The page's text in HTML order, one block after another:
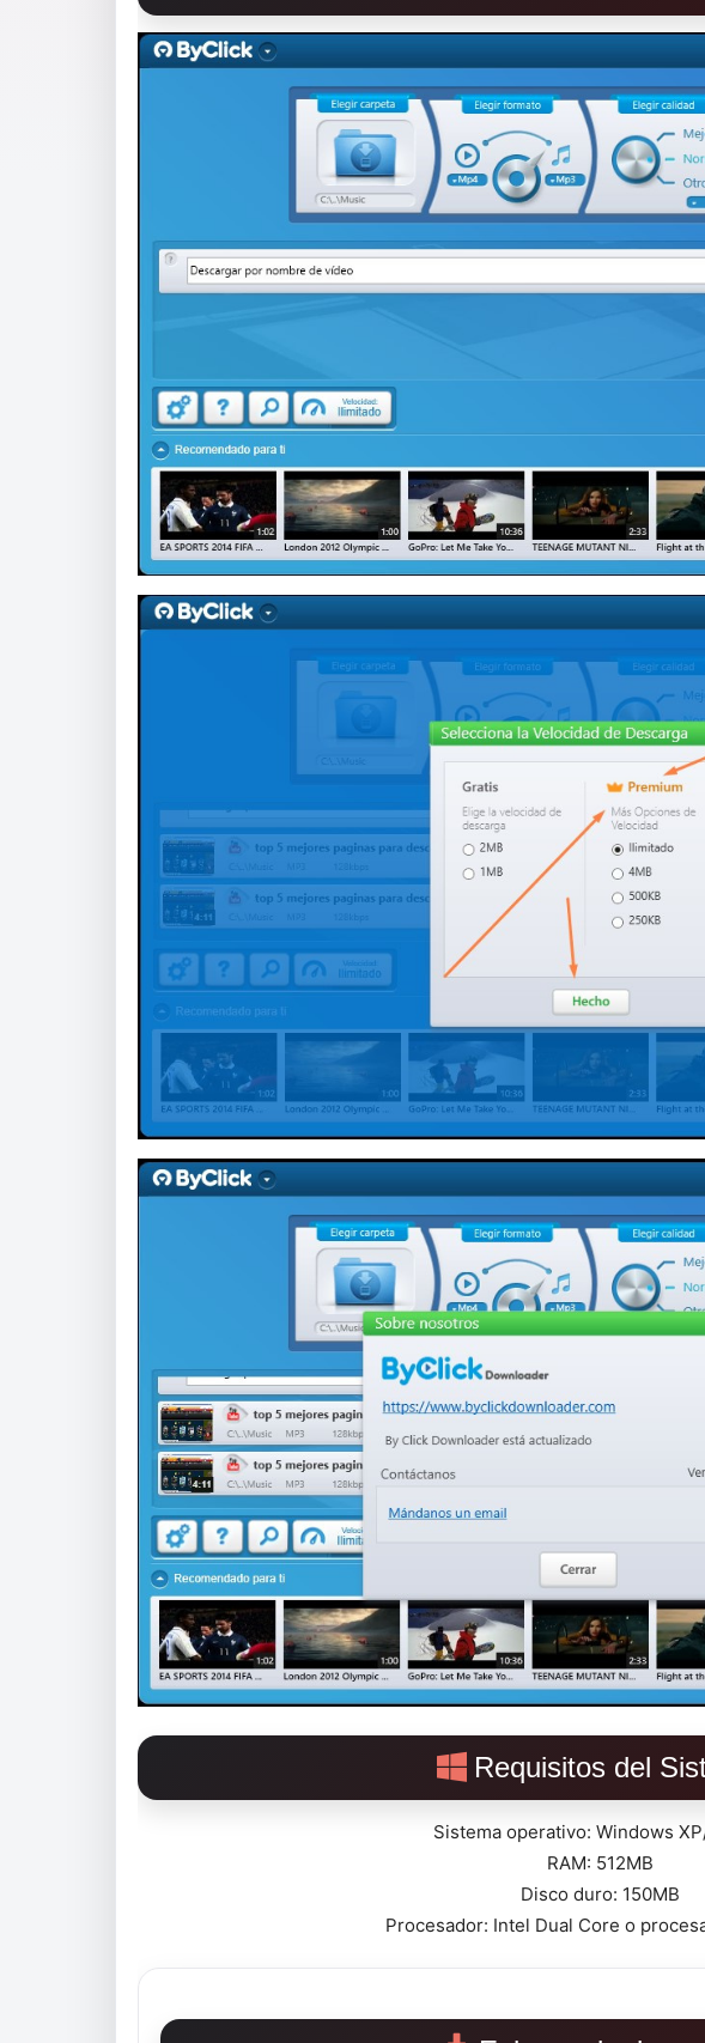
Requisitos del
Sistema operativo: Windows
RAM: 512MB
Disco duro: 150MB
Procesador: Intel Dual Core o